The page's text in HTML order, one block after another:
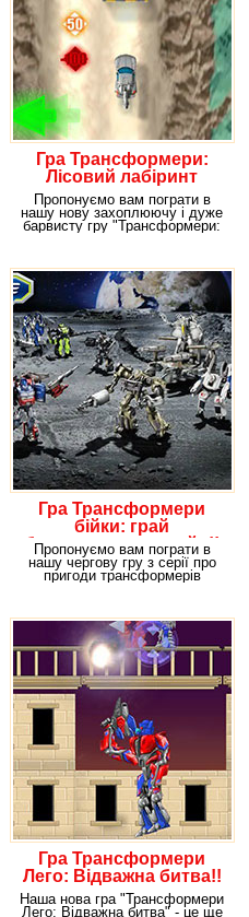
Гра Трансформери:
Лісовий лабіринт
Пропонуємо вам пограти в
нашу нову захоплюючу і дуже
барвисту гру "Трансформери:
Гра Трансформери
бійки: грай
безкоштовно онлайн!!
Пропонуємо вам пограти в
нашу чергову гру з серії про
пригоди трансформерів
Гра Трансформери
Лего: Відважна битва!!
Наша нова гра "Трансформери
Лего: Відважна битва" - це ще